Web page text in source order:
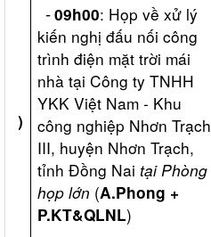
-09h00: Họp về xử lý
kiến nghị đấu nối công
trình điện mặt trời mái
nhà tại Công ty TNHH
YKK Việt Nam - Khu
công nghiệp Nhơn Trạch
III, huyện Nhơn Trạch,
tỉnh Đồng Nai tại Phòng
họp lớn (A.Phong +
P.KT&QLNL)